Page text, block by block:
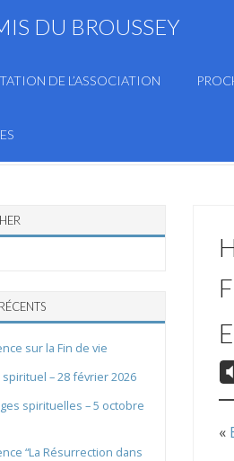
DU BROUSSEY
DE L’ASSOCIATION
«
sur la Fin de vie
spirituel – 28 février 2026
spirituelles – 5 octobre
“La Résurrection dans